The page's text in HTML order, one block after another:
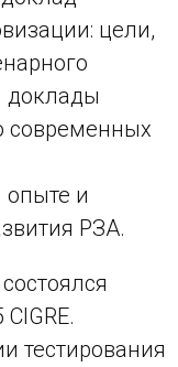
цели,
доклады
современных
опыте и
РЗА.
тестирования